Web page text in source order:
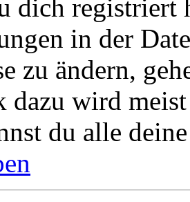
dich registriert
in der
zu ändern,
dazu wird
du alle